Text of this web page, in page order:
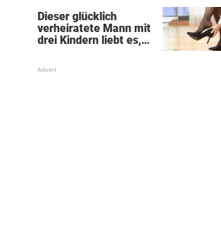
Dieser glücklich
verheiratete Mann mit
drei Kindern liebt es,